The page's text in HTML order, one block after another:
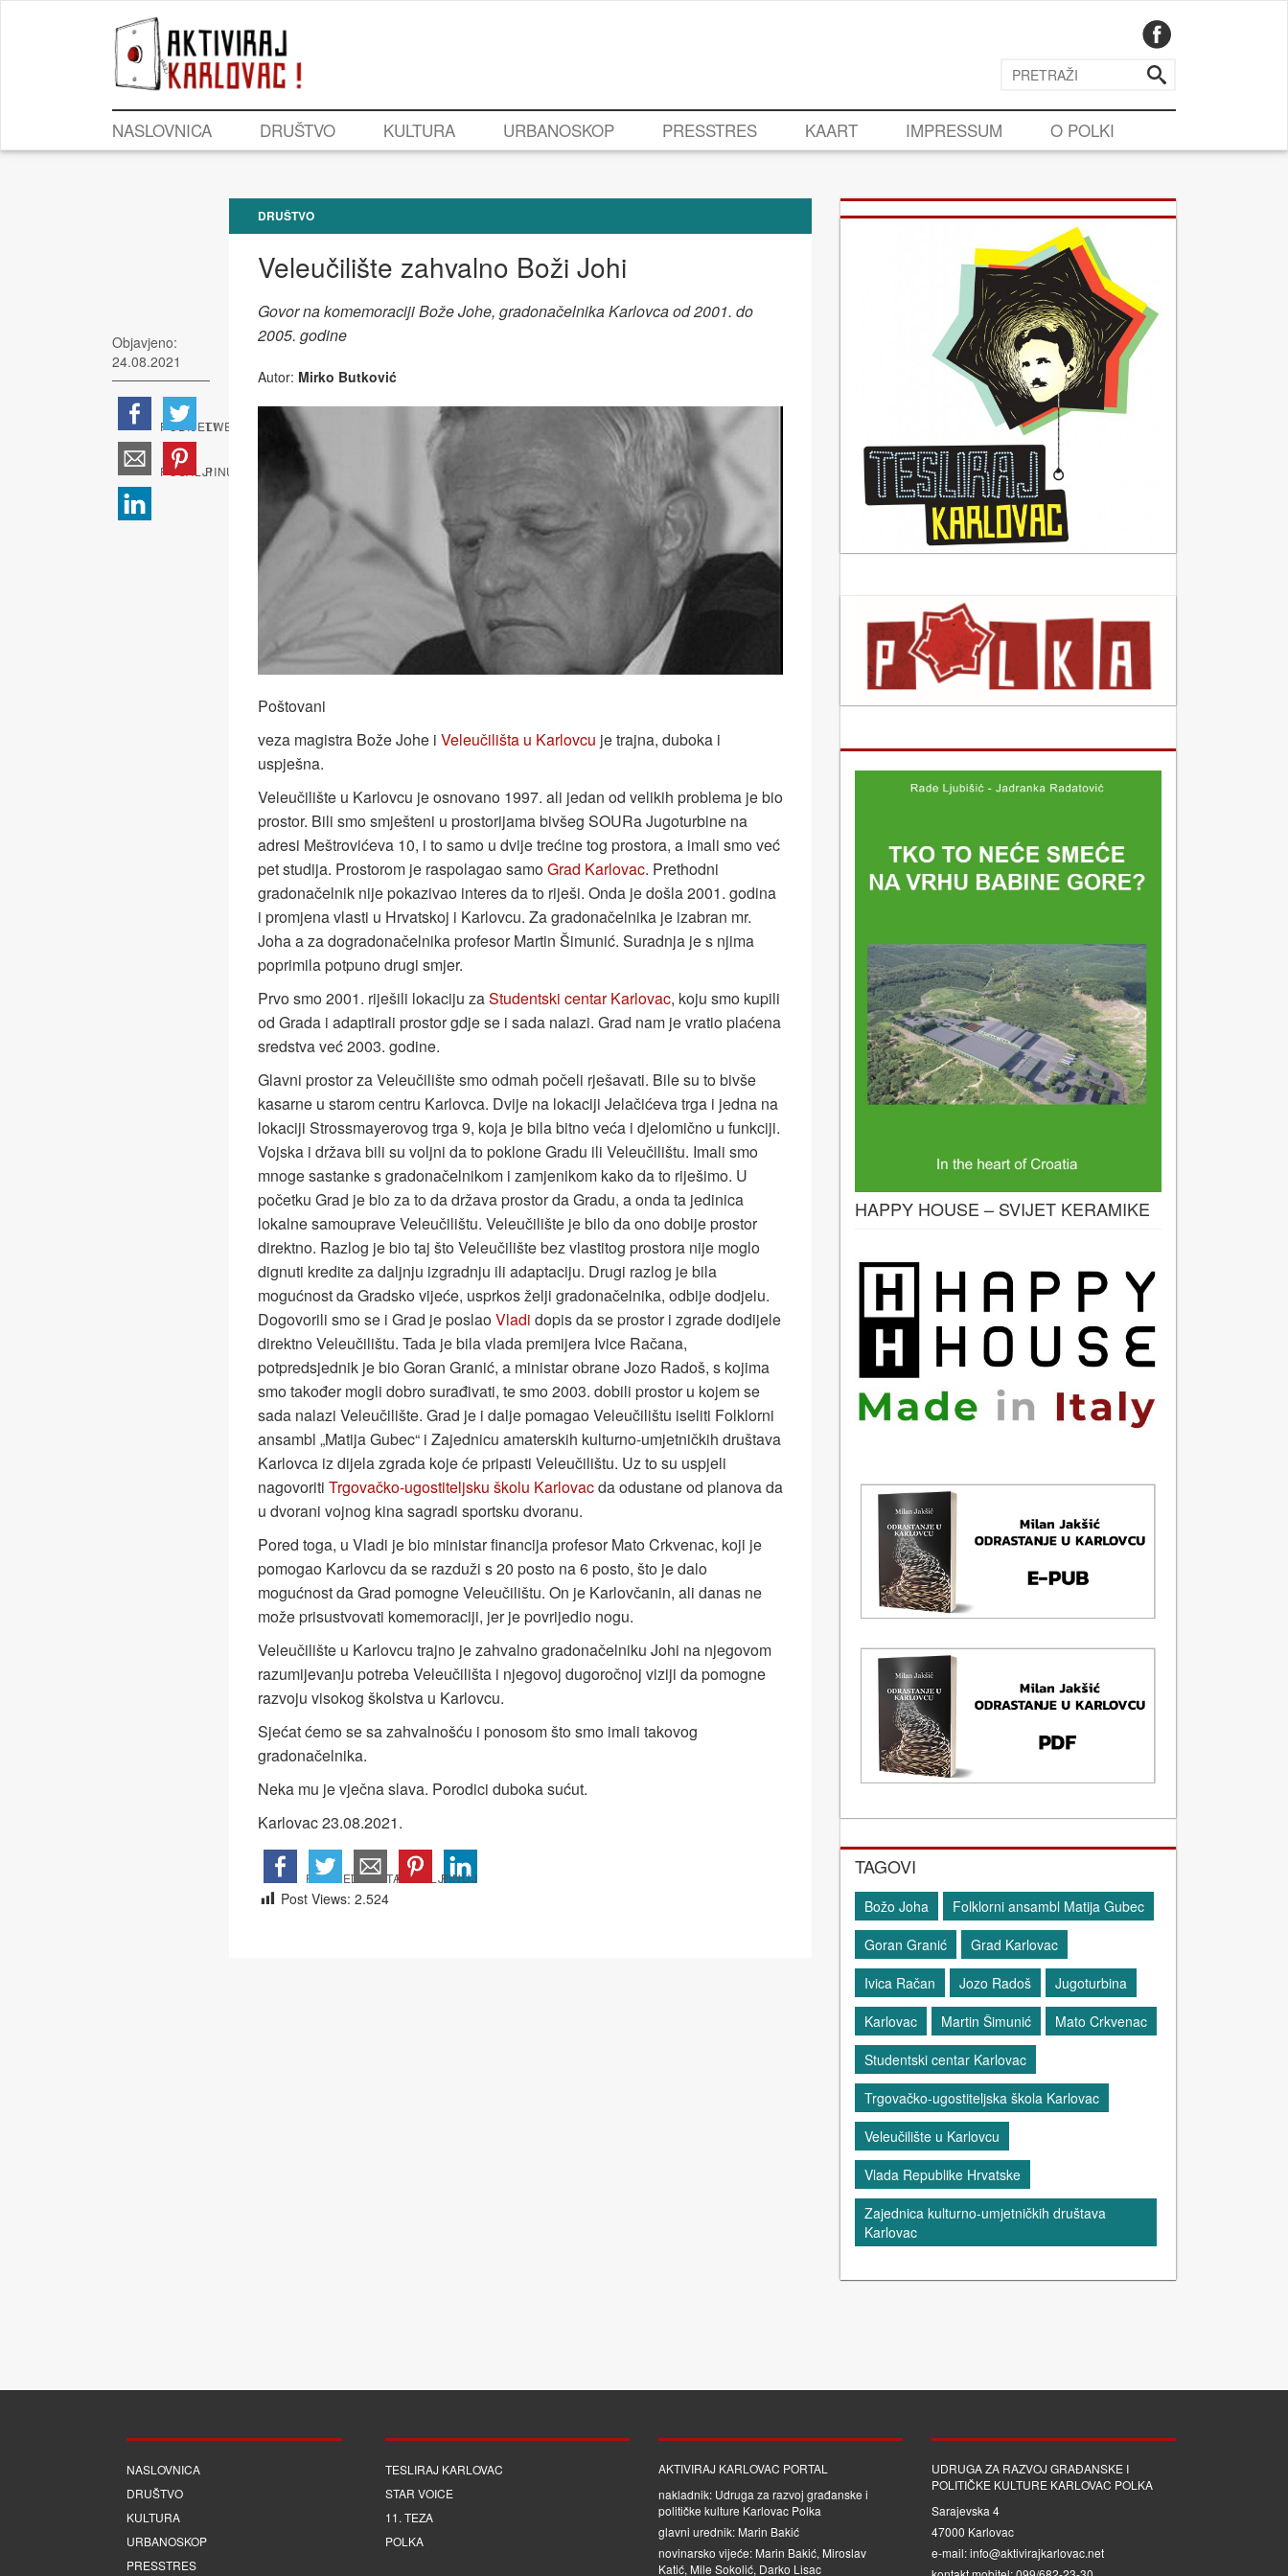
NASLOVNICA DRUŠTVO KULTURA URBANOSKOP PRESSTRES KAART IMPRESSUM O POLKI
Objavjeno:
24.08.2021
DRUŠTVO
Veleučilište zahvalno Boži Johi
Govor na komemoraciji Bože Johe, gradonačelnika Karlovca od 2001. do
2005. godine
Autor: Mirko Butković
Poštovani
veza magistra Bože Johe i Veleučilišta u Karlovcu je trajna, duboka i
uspješna.
Veleučilište u Karlovcu je osnovano 1997. ali jedan od velikih problema je bio
prostor. Bili smo smješteni u prostorijama bivšeg SOURa Jugoturbine na
adresi Meštrovićeva 10, i to samo u dvije trećine tog prostora, a imali smo već
pet studija. Prostorom je raspolagao samoGrad Karlovac. Prethodni
gradonačelnik nije pokazivao interes da to riješi. Onda je došla 2001. godina
i promjena vlasti u Hrvatskoj i Karlovcu. Za gradonačelnika je izabran mr.
Joha a za dogradonačelnika profesor Martin Šimunić. Suradnja je s njima
poprimila potpuno drugi smjer.
Prvo smo 2001. riješili lokaciju zaStudentski centar Karlovac, koju smo kupili
od Grada i adaptirali prostor gdje se i sada nalazi. Grad nam je vratio plaćena
sredstva već 2003. godine.
Glavni prostor za Veleučilište smo odmah počeli rješavati. Bile su to bivše
kasarne u starom centru Karlovca. Dvije na lokaciji Jelačićeva trga i jedna na
lokaciji Strossmayerovog trga 9, koja je bila bitno veća i djelomično u funkciji.
Vojska i država bili su voljni da to poklone Gradu ili Veleučilištu. Imali smo
mnoge sastanke s gradonačelnikom i zamjenikom kako da to riješimo. U
početku Grad je bio za to da država prostor da Gradu, a onda ta jedinica
lokalne samouprave Veleučilištu. Veleučilište je bilo da ono dobije prostor
direktno. Razlog je bio taj što Veleučilište bez vlastitog prostora nije moglo
dignuti kredite za daljnju izgradnju ili adaptaciju. Drugi razlog je bila
mogućnost da Gradsko vijeće, usprkos želji gradonačelnika, odbije dodjelu.
Dogovorili smo se i Grad je poslaoVladi dopis da se prostor i zgrade dodijele
direktno Veleučilištu. Tada je bila vlada premijera Ivice Račana,
potpredsjednik je bio Goran Granić, a ministar obrane Jozo Radoš, s kojima
smo također mogli dobro surađivati, te smo 2003. dobili prostor u kojem se
sada nalazi Veleučilište. Grad je i dalje pomagao Veleučilištu iseliti Folklorni
ansambl „Matija Gubec“ i Zajednicu amaterskih kulturno-umjetničkih društava
Karlovca iz dijela zgrada koje će pripasti Veleučilištu. Uz to su uspjeli
nagovoriti Trgovačko-ugostiteljsku školu Karlovacda odustane od planova da
u dvorani vojnog kina sagradi sportsku dvoranu.
Pored toga, u Vladi je bio ministar financija profesor Mato Crkvenac, koji je
pomogao Karlovcu da se razduži s 20 posto na 6 posto, što je dalo
mogućnost da Grad pomogne Veleučilištu. On je Karlovčanin, ali danas ne
može prisustvovati komemoraciji, jer je povrijedio nogu.
Veleučilište u Karlovcu trajno je zahvalno gradonačelniku Johi na njegovom
razumijevanju potreba Veleučilišta i njegovoj dugoročnoj viziji da pomogne
razvoju visokog školstva u Karlovcu.
Sjećat ćemo se sa zahvalnošću i ponosom što smo imali takovog
gradonačelnika.
Neka mu je vječna slava. Porodici duboka sućut.
Karlovac 23.08.2021.
Post Views: 2.524
HAPPY HOUSE – SVIJET KERAMIKE
TAGOVI
Božo Joha
Folklorni ansambl Matija Gubec
Goran Granić
Grad Karlovac
Ivica Račan
Jozo Radoš
Jugoturbina
Karlovac
Martin Šimunić
Mato Crkvenac
Studentski centar Karlovac
Trgovačko-ugostiteljska škola Karlovac
Veleučilište u Karlovcu
Vlada Republike Hrvatske
Zajednica kulturno-umjetničkih društava
Karlovac
NASLOVNICA
DRUŠTVO
KULTURA
URBANOSKOP
PRESSTRES
TESLIRAJ KARLOVAC
STAR VOICE
11. TEZA
POLKA
AKTIVIRAJ KARLOVAC PORTAL
nakladnik: Udruga za razvoj građanske i
političke kulture Karlovac Polka
glavni urednik: Marin Bakić
novinarsko vijeće: Marin Bakić, Miroslav
Katić, Mile Sokolić, Darko Lisac
UDRUGA ZA RAZVOJ GRAĐANSKE I
POLITIČKE KULTURE KARLOVAC POLKA
Sarajevska 4
47000 Karlovac
e-mail: info@aktivirajkarlovac.net